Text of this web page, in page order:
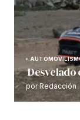
Desvelado
por Redacción